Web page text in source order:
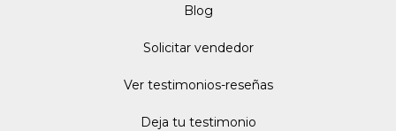
Blog
Solicitar vendedor
Ver testimonios-reseñas
Deja tu testimonio